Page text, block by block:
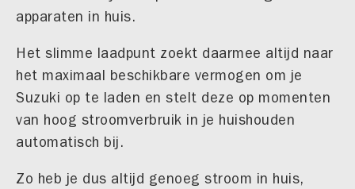
apparaten in huis.
Het slimme laadpunt zoekt daarmee altijd naar
het maximaal beschikbare vermogen om je
Suzuki op te laden en stelt deze op momenten
van hoog stroomverbruik in je huishouden
automatisch bij.
Zo heb je dus altijd genoeg stroom in huis,